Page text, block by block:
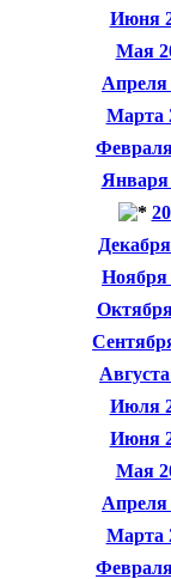
Июня
Мая
Апреля
Марта
Января
Ноября
Июля
Июня
Мая
Апреля
Марта